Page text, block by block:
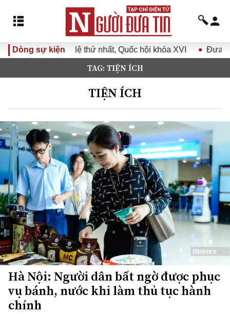
Dòng sự kiện
nhất, Quốc hội khóa XVI Đưa Nghị quyết Đại hội Đảng
TAG: TIỆN ÍCH
TIỆN ÍCH
Hà Nội: Người dân bất ngờ được phục
vụ bánh, nước khi làm thủ tục hành
chính